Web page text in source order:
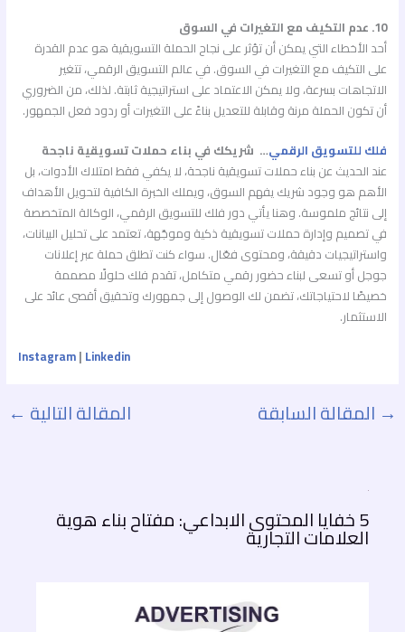
10. عدم التكيف مع التغيرات في السوق
أحد الأخطاء التي يمكن أن تؤثر على نجاح الحملة التسويقية هو عدم القدرة
على التكيف مع التغيرات في السوق. في عالم التسويق الرقمي، تتغير
الاتجاهات بسرعة، ولا يمكن الاعتماد على استراتيجية ثابتة. لذلك، من الضروري
أن تكون الحملة مرنة وقابلة للتعديل بناءً على التغيرات أو ردود فعل الجمهور.
فلك للتسويق الرقمي… شريكك في بناء حملات تسويقية ناجحة
عند الحديث عن بناء حملات تسويقية ناجحة، لا يكفي فقط امتلاك الأدوات، بل
الأهم هو وجود شريك يفهم السوق، ويملك الخبرة الكافية لتحويل الأهداف
إلى نتائج ملموسة. وهنا يأتي دور فلك للتسويق الرقمي، الوكالة المتخصصة
في تصميم وإدارة حملات تسويقية ذكية وموجّهة، تعتمد على تحليل البيانات،
واستراتيجيات دقيقة، ومحتوى فعّال. سواء كنت تطلق حملة عبر إعلانات
جوجل أو تسعى لبناء حضور رقمي متكامل، تقدم فلك حلولًا مصممة
خصيصًا لاحتياجاتك، تضمن لك الوصول إلى جمهورك وتحقيق أقصى عائد على
الاستثمار.
Instagram| Linkedin
→ المقالة السابقة المقالة التالية ←
5 خفايا المحتوى الابداعي: مفتاح بناء هوية
العلامات التجارية